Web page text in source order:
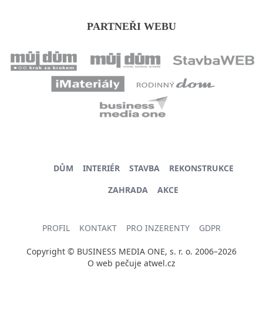
PARTNEŘI WEBU
DŮM INTERIÉR STAVBA
REKONSTRUKCE
ZAHRADA
AKCE
PROFIL KONTAKT PRO INZERENTY GDPR
Copyright © BUSINESS MEDIA ONE, s. r. o. 2006–2026